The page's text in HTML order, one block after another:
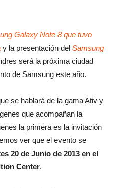
Galaxy Note 8 que tuvo
y la presentación del Samsung
será la próxima ciudad
de Samsung este año.
se hablará de la gama Ativ y
que acompañan la
la primera es la invitación
ver que el evento se
20 de Junio de 2013 en el
Center.